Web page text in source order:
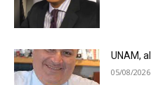
UNAM,
05/08/2026